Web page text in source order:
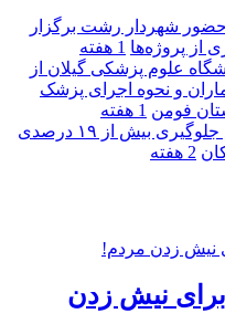
شهردار رشت برگزار
از پروژه‌ها 1 هفته
علوم پزشکی گیلان از
و نحوه اجرای پزشک
فومن 1 هفته
با استفاده از تعمیرات خط گرم جلوگیری بیش از ۱۹ درصدی
2 هفته
نیش زدن